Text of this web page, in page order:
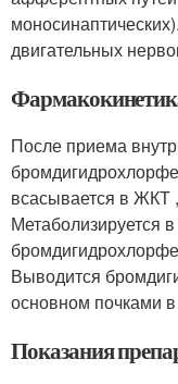
двигательных
После приема
всасывается в ЖКТ
Метаболизируется
Выводится
основном почками
Показания